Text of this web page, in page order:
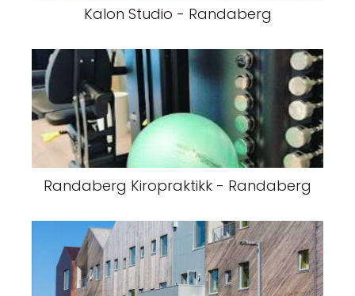
Kalon Studio - Randaberg
Randaberg Kiropraktikk - Randaberg